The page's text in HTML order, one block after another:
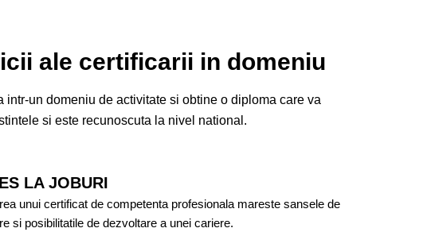
ale certificarii in domeniu
intr-un domeniu de activitate si obtine o diploma care va
si este recunoscuta la nivel national.
LA JOBURI
unui certificat de competenta profesionala mareste sansele de
si posibilitatile de dezvoltare a unei cariere.